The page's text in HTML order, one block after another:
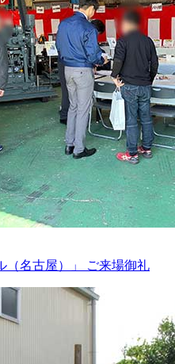
（名古屋）」 ご来場御礼